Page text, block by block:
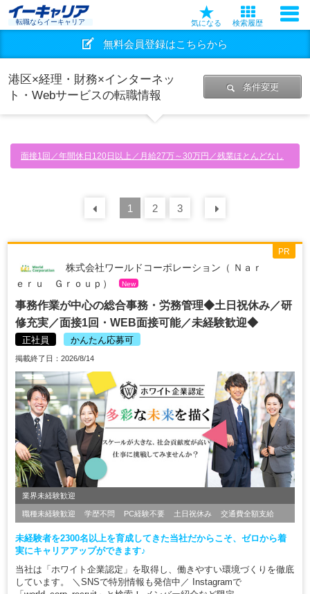
転職ならイーキャリア 気になる 検索履歴
無料会員登録はこちらから
港区×経理・財務×インターネッ
ト・Webサービスの転職情報
条件変更
面接1回／年間休日120日以上／月給27万～30万円／残業ほとんどなし
前の 30
1 2 3
株式会社ワールドコーポレーション（ Ｎａｒ
ｅｒｕ Ｇｒｏｕｐ）
New
事務作業が中心の総合事務・労務管理◆土日祝休み／研
修充実／面接1回・WEB面接可能／未経験歓迎◆
正社員 かんたん応募可
掲載終了日：2026/8/14
業界未経験歓迎
職種未経験歓迎 学歴不問 PC経験不要 土日祝休み 交通費全額支給
未経験者を2300名以上を育成してきた当社だからこそ、ゼロから着
実にキャリアアップができます♪
当社は「ホワイト企業認定」を取得し、働きやすい環境づくりを徹底
しています。 ＼SNSで特別情報も発信中／ Instagramで
PR